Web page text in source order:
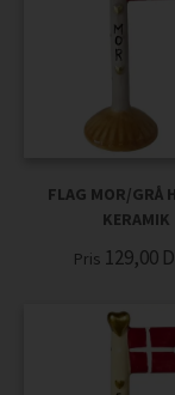
FLAG MOR/GRÅ
KERAMIK
Pris 129,00